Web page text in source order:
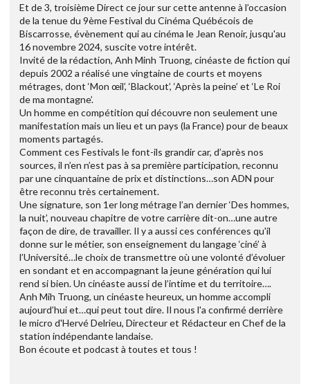
Et de 3, troisième Direct ce jour sur cette antenne à l’occasion
de la tenue du 9ème Festival du Cinéma Québécois de
Biscarrosse, évènement qui au cinéma le Jean Renoir, jusqu'au
16 novembre 2024, suscite votre intérêt.
Invité de la rédaction, Anh Minh Truong, cinéaste de fiction qui
depuis 2002 a réalisé une vingtaine de courts et moyens
métrages, dont ‘Mon œil’, ‘Blackout’, ‘Après la peine’ et ‘Le Roi
de ma montagne’.
Un homme en compétition qui découvre non seulement une
manifestation mais un lieu et un pays (la France) pour de beaux
moments partagés.
Comment ces Festivals le font-ils grandir car, d’après nos
sources, il n’en n’est pas à sa première participation, reconnu
par une cinquantaine de prix et distinctions…son ADN pour
être reconnu très certainement.
Une signature, son 1er long métrage l’an dernier ‘Des hommes,
la nuit’, nouveau chapitre de votre carrière dit-on…une autre
façon de dire, de travailler. Il y a aussi ces conférences qu'il
donne sur le métier, son enseignement du langage ‘ciné’ à
l’Université…le choix de transmettre où une volonté d’évoluer
en sondant et en accompagnant la jeune génération qui lui
rend si bien. Un cinéaste aussi de l’intime et du territoire….
Anh Mih Truong, un cinéaste heureux, un homme accompli
aujourd’hui et…qui peut tout dire. Il nous l'a confirmé derrière
le micro d'Hervé Delrieu, Directeur et Rédacteur en Chef de la
station indépendante landaise.
Bon écoute et podcast à toutes et tous !